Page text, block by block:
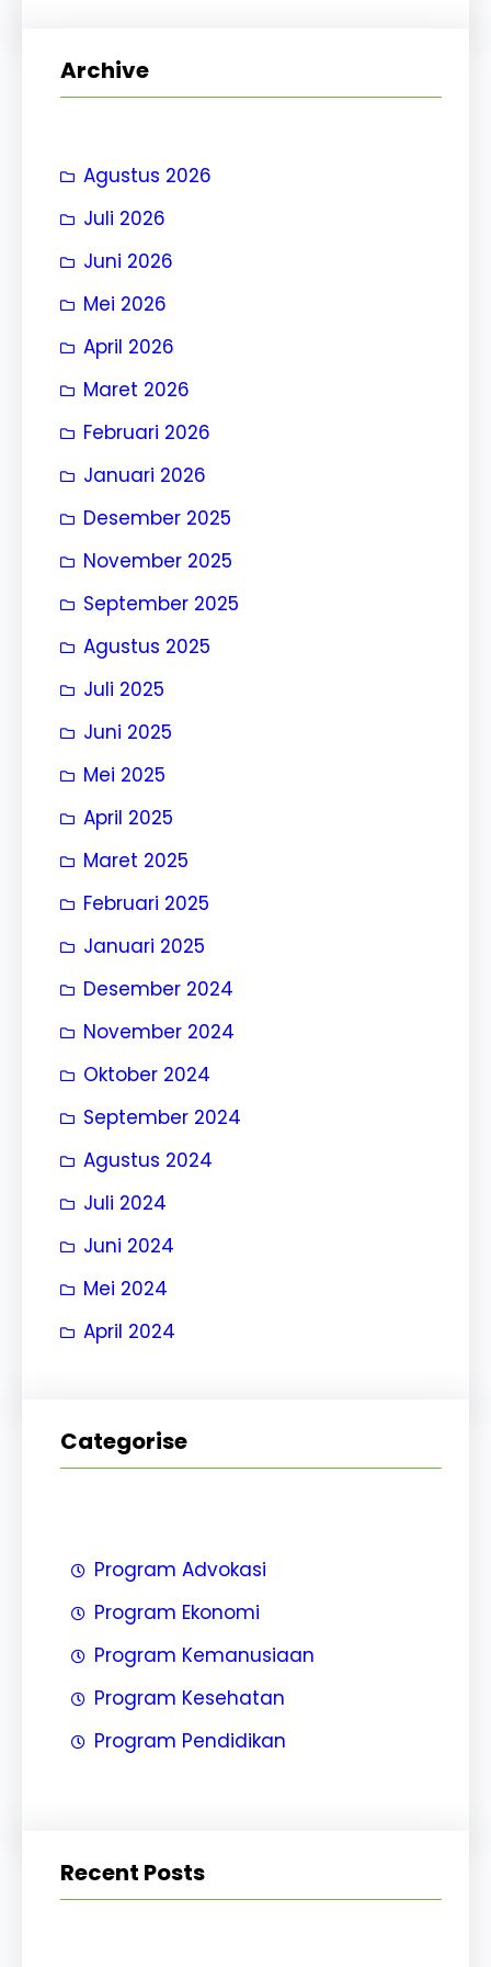
Archive
Agustus 2026
Juli 2026
Juni 2026
Mei 2026
April 2026
Maret 2026
Februari 2026
Januari 2026
Desember 2025
November 2025
September 2025
Agustus 2025
Juli 2025
Juni 2025
Mei 2025
April 2025
Maret 2025
Februari 2025
Januari 2025
Desember 2024
November 2024
Oktober 2024
September 2024
Agustus 2024
Juli 2024
Juni 2024
Mei 2024
April 2024
Categorise
Program Advokasi
Program Ekonomi
Program Kemanusiaan
Program Kesehatan
Program Pendidikan
Recent Posts